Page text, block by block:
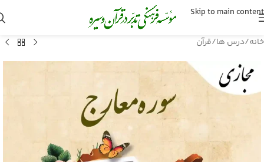
Skip to main content
خانه/درس ها/قرآن